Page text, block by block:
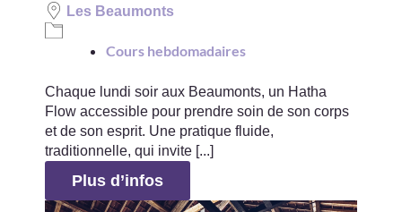
Les Beaumonts
Cours hebdomadaires
Chaque lundi soir aux Beaumonts, un Hatha
Flow accessible pour prendre soin de son corps
et de son esprit. Une pratique fluide,
traditionnelle, qui invite [...]
Plus d’infos